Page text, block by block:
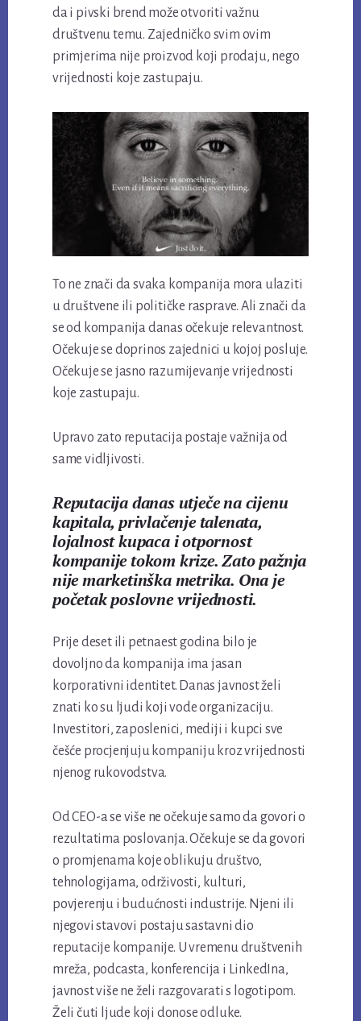
da i pivski brend može otvoriti važnu
društvenu temu. Zajedničko svim ovim
primjerima nije proizvod koji prodaju, nego
vrijednosti koje zastupaju.
To ne znači da svaka kompanija mora ulaziti
u društvene ili političke rasprave. Ali znači da
se od kompanija danas očekuje relevantnost.
Očekuje se doprinos zajednici u kojoj posluje.
Očekuje se jasno razumijevanje vrijednosti
koje zastupaju.
Upravo zato reputacija postaje važnija od
same vidljivosti.
Reputacija danas utječe na cijenu
kapitala, privlačenje talenata,
lojalnost kupaca i otpornost
kompanije tokom krize. Zato pažnja
nije marketinška metrika. Ona je
početak poslovne vrijednosti.
Prije deset ili petnaest godina bilo je
dovoljno da kompanija ima jasan
korporativni identitet. Danas javnost želi
znati ko su ljudi koji vode organizaciju.
Investitori, zaposlenici, mediji i kupci sve
češće procjenjuju kompaniju kroz vrijednosti
njenog rukovodstva.
Od CEO-a se više ne očekuje samo da govori o
rezultatima poslovanja. Očekuje se da govori
o promjenama koje oblikuju društvo,
tehnologijama, održivosti, kulturi,
povjerenju i budućnosti industrije. Njeni ili
njegovi stavovi postaju sastavni dio
reputacije kompanije. U vremenu društvenih
mreža, podcasta, konferencija i LinkedIna,
javnost više ne želi razgovarati s logotipom.
Želi čuti ljude koji donose odluke.